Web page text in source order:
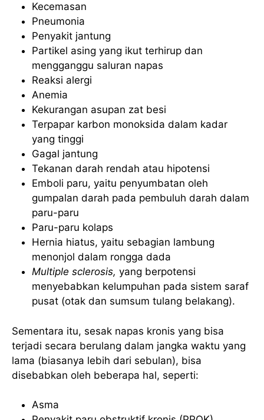
Kecemasan
Pneumonia
Penyakit jantung
Partikel asing yang ikut terhirup dan
mengganggu saluran napas
Reaksi alergi
Anemia
Kekurangan asupan zat besi
Terpapar karbon monoksida dalam kadar
yang tinggi
Gagal jantung
Tekanan darah rendah atau hipotensi
Emboli paru, yaitu penyumbatan oleh
gumpalan darah pada pembuluh darah dalam
paru-paru
Paru-paru kolaps
Hernia hiatus, yaitu sebagian lambung
menonjol dalam rongga dada
Multiple sclerosis, yang berpotensi
menyebabkan kelumpuhan pada sistem saraf
pusat (otak dan sumsum tulang belakang).
Sementara itu, sesak napas kronis yang bisa
terjadi secara berulang dalam jangka waktu yang
lama (biasanya lebih dari sebulan), bisa
disebabkan oleh beberapa hal, seperti:
Asma